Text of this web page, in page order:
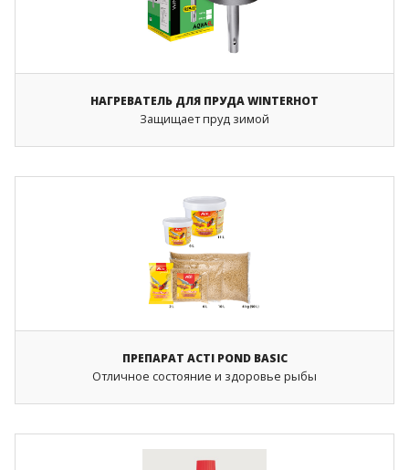
НАГРЕВАТЕЛЬ ДЛЯ ПРУДА WINTERHOT
Защищает пруд зимой
ПРЕПАРАТ ACTI POND BASIC
Отличное состояние и здоровье рыбы